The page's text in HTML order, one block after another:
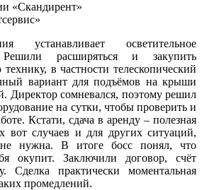
«Скандирент»
устанавливает осветительное
Решили расширяться и закупить
в частности телескопический
вариант для подъёмов на крыши
Директор сомневался, поэтому решил
на сутки, чтобы проверить и
Кстати, сдача в аренду – полезная
вот случаев и для других ситуаций,
не нужна. В итоге босс понял, что
окупит. Заключили договор, счёт
Сделка практически моментальная
промедлений.